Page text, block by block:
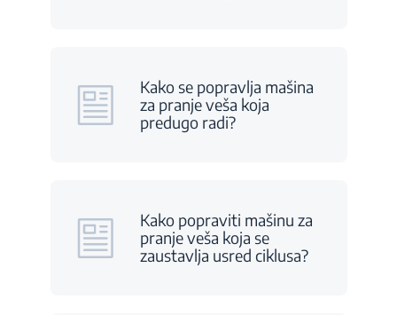
Kako se popravlja mašina
za pranje veša koja
predugo radi?
Kako popraviti mašinu za
pranje veša koja se
zaustavlja usred ciklusa?